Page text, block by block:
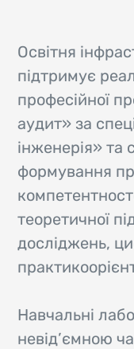
Освітня
підтримує
професійної
аудит» за
інженерія» та
формування
теоретичної
досліджень,
Навчальні
невід’ємною